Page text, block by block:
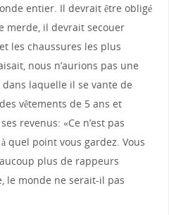
entier. Il devrait être obligé
merde, il devrait secouer
les chaussures les plus
nous n’aurions pas une
laquelle il se vante de
vêtements de 5 ans et
revenus: «Ce n’est pas
quel point vous gardez. Vous
plus de rappeurs
le monde ne serait-il pas